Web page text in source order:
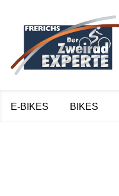
E-BIKES BIKES